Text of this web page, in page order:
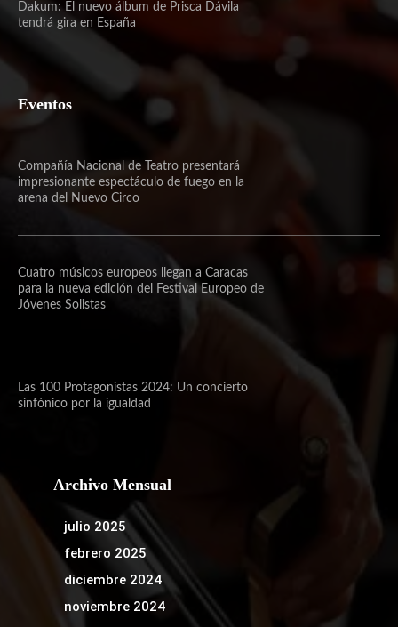
Dakum: El nuevo álbum de Prisca Dávila
tendrá gira en España
Eventos
Compañía Nacional de Teatro presentará
impresionante espectáculo de fuego en la
arena del Nuevo Circo
Cuatro músicos europeos llegan a Caracas
para la nueva edición del Festival Europeo de
Jóvenes Solistas
Las 100 Protagonistas 2024: Un concierto
sinfónico por la igualdad
Archivo Mensual
julio 2025
febrero 2025
diciembre 2024
noviembre 2024